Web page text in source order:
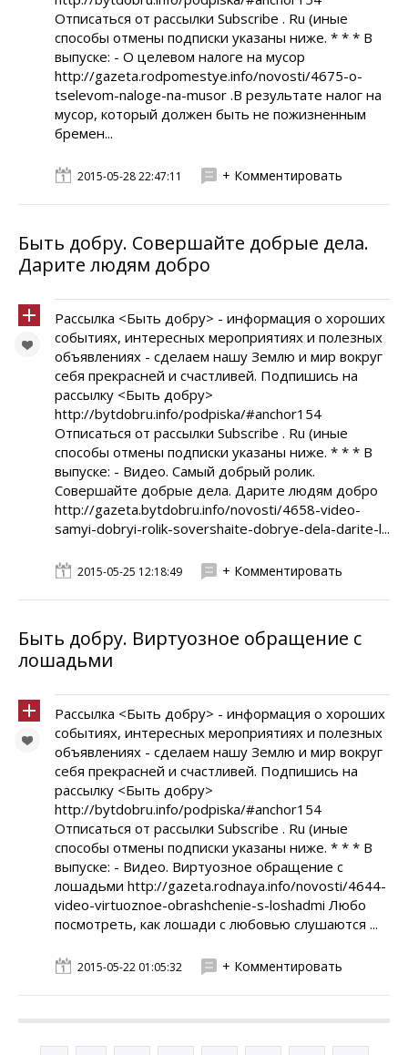
Отписаться от рассылки Subscribe . Ru (иные
способы отмены подписки указаны ниже. * * * В
выпуске: - О целевом налоге на мусор
http://gazeta.rodpomestye.info/novosti/4675-o-
tselevom-naloge-na-musor .В результате налог на
мусор, который должен быть не пожизненным
бремен...
2015-05-28 22:47:11 + Комментировать
Быть добру. Совершайте добрые дела.
Дарите людям добро
Рассылка <Быть добру> - информация о хороших
событиях, интересных мероприятиях и полезных
объявлениях - сделаем нашу Землю и мир вокруг
себя прекрасней и счастливей. Подпишись на
рассылку <Быть добру>
http://bytdobru.info/podpiska/#anchor154
Отписаться от рассылки Subscribe . Ru (иные
способы отмены подписки указаны ниже. * * * В
выпуске: - Видео. Самый добрый ролик.
Совершайте добрые дела. Дарите людям добро
http://gazeta.bytdobru.info/novosti/4658-video-
samyi-dobryi-rolik-sovershaite-dobrye-dela-darite-l...
2015-05-25 12:18:49 + Комментировать
Быть добру. Виртуозное обращение с
лошадьми
Рассылка <Быть добру> - информация о хороших
событиях, интересных мероприятиях и полезных
объявлениях - сделаем нашу Землю и мир вокруг
себя прекрасней и счастливей. Подпишись на
рассылку <Быть добру>
http://bytdobru.info/podpiska/#anchor154
Отписаться от рассылки Subscribe . Ru (иные
способы отмены подписки указаны ниже. * * * В
выпуске: - Видео. Виртуозное обращение с
лошадьми http://gazeta.rodnaya.info/novosti/4644-
video-virtuoznoe-obrashchenie-s-loshadmi Любо
посмотреть, как лошади с любовью слушаются ...
2015-05-22 01:05:32 + Комментировать